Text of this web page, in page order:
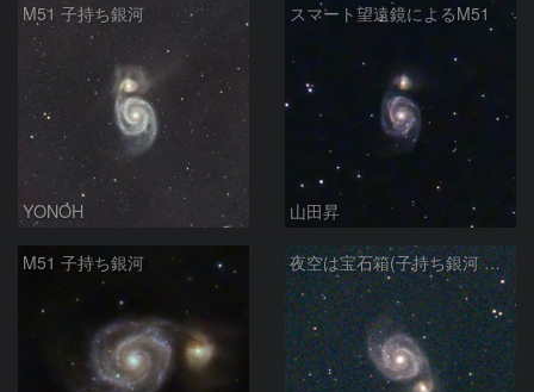
M51 子持ち銀河
YONOH
スマート望遠鏡によるM51
山田昇
M51 子持ち銀河 夜空は宝石箱(子持ち銀河 M51) Seestar50